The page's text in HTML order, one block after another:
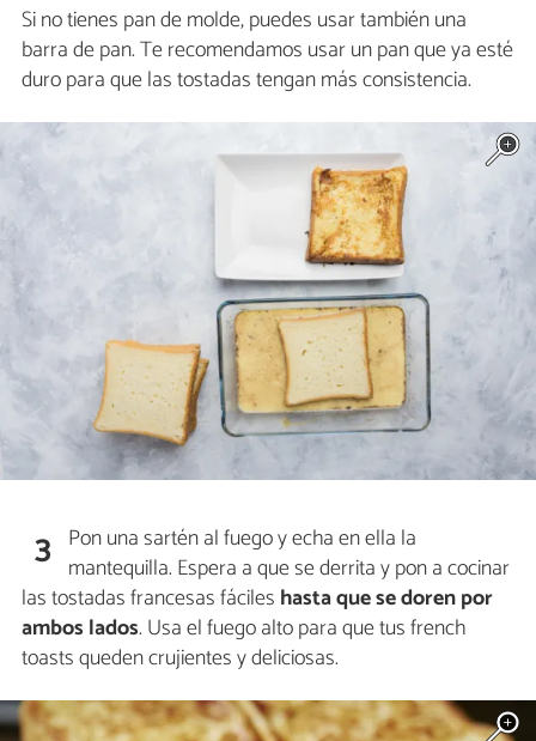
Si no tienes pan de molde, puedes usar también una
barra de pan. Te recomendamos usar un pan que ya esté
duro para que las tostadas tengan más consistencia.
3 Pon una sartén al fuego y echa en ella la
mantequilla. Espera a que se derrita y pon a cocinar
las tostadas francesas fáciles hasta que se doren por
ambos lados. Usa el fuego alto para que tus french
toasts queden crujientes y deliciosas.